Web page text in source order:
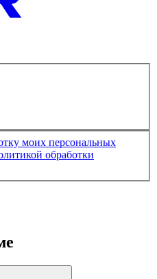
моих персональных
обработки